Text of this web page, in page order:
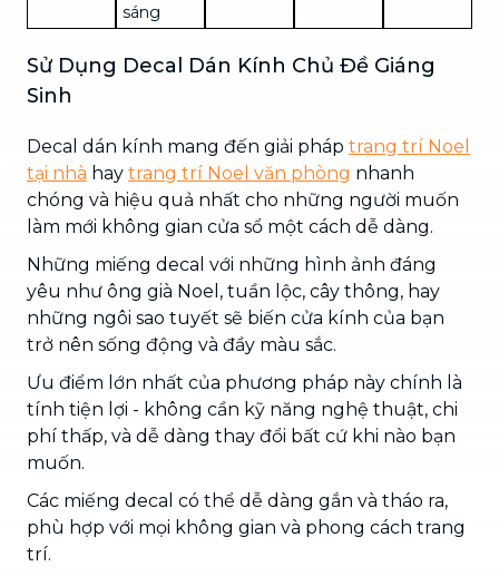
sáng
Sử Dụng Decal Dán Kính Chủ Đề Giáng
Sinh
Decal dán kính mang đến giải pháp trang trí Noel
tại nhà hay trang trí Noel văn phòng nhanh
chóng và hiệu quả nhất cho những người muốn
làm mới không gian cửa sổ một cách dễ dàng.
Những miếng decal với những hình ảnh đáng
yêu như ông già Noel, tuần lộc, cây thông, hay
những ngôi sao tuyết sẽ biến cửa kính của bạn
trở nên sống động và đầy màu sắc.
Ưu điểm lớn nhất của phương pháp này chính là
tính tiện lợi - không cần kỹ năng nghệ thuật, chi
phí thấp, và dễ dàng thay đổi bất cứ khi nào bạn
muốn.
Các miếng decal có thể dễ dàng gắn và tháo ra,
phù hợp với mọi không gian và phong cách trang
trí.